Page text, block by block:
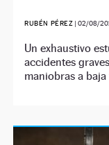
RUBÉN PÉREZ |02/08/
Un exhaustivo
accidentes
maniobras a baja